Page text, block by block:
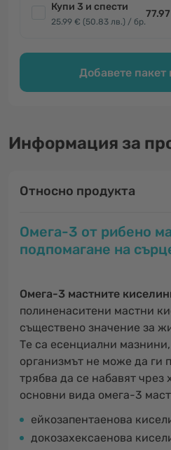
Купи 3 и спести
25.99 € (50.83 лв.) / бр.
Добавете пакет
Информация за
Относно продукта
Омега-3 от рибено
подпомагане на
Омега-3 мастните
полиненаситени мастни
съществено значение за
Те са есенциални мазнини,
организмът не може да ги
трябва да се набавят чрез
основни вида омега-3
ейкозапентаенова
докозахексаенова